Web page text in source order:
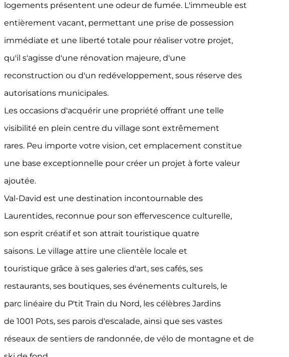
logements présentent une odeur de fumée. L'immeuble est
entièrement vacant, permettant une prise de possession
immédiate et une liberté totale pour réaliser votre projet,
qu'il s'agisse d'une rénovation majeure, d'une
reconstruction ou d'un redéveloppement, sous réserve des
autorisations municipales.
Les occasions d'acquérir une propriété offrant une telle
visibilité en plein centre du village sont extrêmement
rares. Peu importe votre vision, cet emplacement constitue
une base exceptionnelle pour créer un projet à forte valeur
ajoutée.
Val-David est une destination incontournable des
Laurentides, reconnue pour son effervescence culturelle,
son esprit créatif et son attrait touristique quatre
saisons. Le village attire une clientèle locale et
touristique grâce à ses galeries d'art, ses cafés, ses
restaurants, ses boutiques, ses événements culturels, le
parc linéaire du P'tit Train du Nord, les célèbres Jardins
de 1001 Pots, ses parois d'escalade, ainsi que ses vastes
réseaux de sentiers de randonnée, de vélo de montagne et de